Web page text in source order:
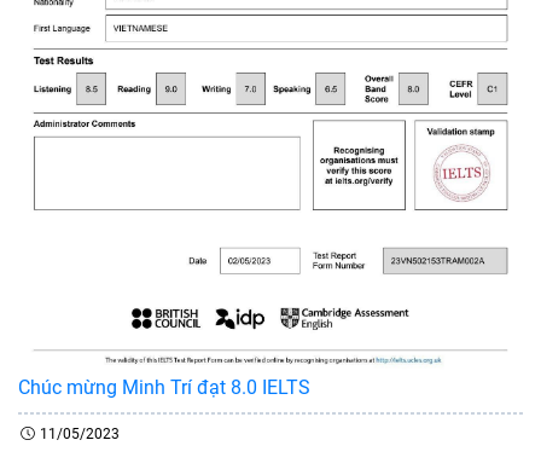
Chúc mừng Minh Trí đạt 8.0 IELTS
11/05/2023